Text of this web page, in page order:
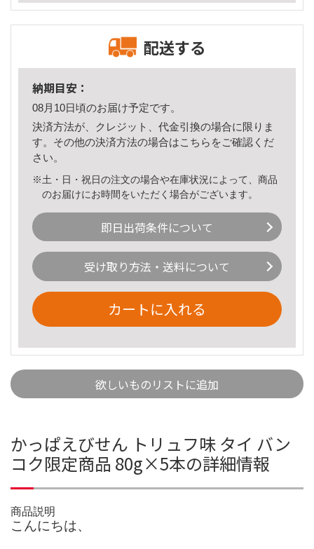
配送する
納期目安：
08月10日頃のお届け予定です。
決済方法が、クレジット、代金引換の場合に限りま
す。その他の決済方法の場合はこちら をご確認くだ
さい。
※土・日・祝日の注文の場合や在庫状況によって、商品
のお届けにお時間をいただく場合がございます。
即日出荷条件について
受け取り方法・送料について
カートに入れる
欲しいものリストに追加
かっぱえびせん トリュフ味 タイ バン
コク限定商品 80g×5本の詳細情報
商品説明
こんにちは、